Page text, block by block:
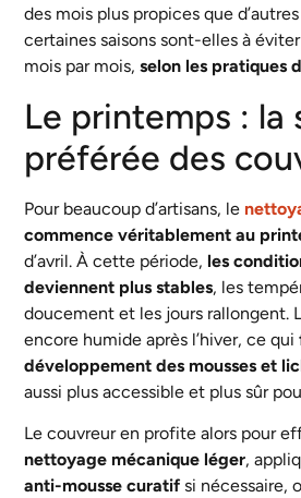
des mois plus propices que
certaines saisons sont-elles à
mois par mois,selon les pratiques
Le printemps : la
préférée des
Pour beaucoup d’artisans, le
commence véritablement au
d’avril. À cette période, les
deviennent plus stables, les
doucement et les jours rallongent.
encore humide après l’hiver, ce qui
développement des mousses et
aussi plus accessible et plus sûr
Le couvreur en profite alors pour
nettoyage mécanique léger,
anti-mousse curatif si nécessaire,